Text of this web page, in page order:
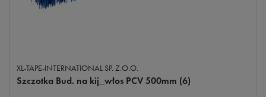
XL-TAPE-INTERNATIONAL SP. Z.O.O.
Szczotka Bud. na kij_włos PCV 500mm (6)